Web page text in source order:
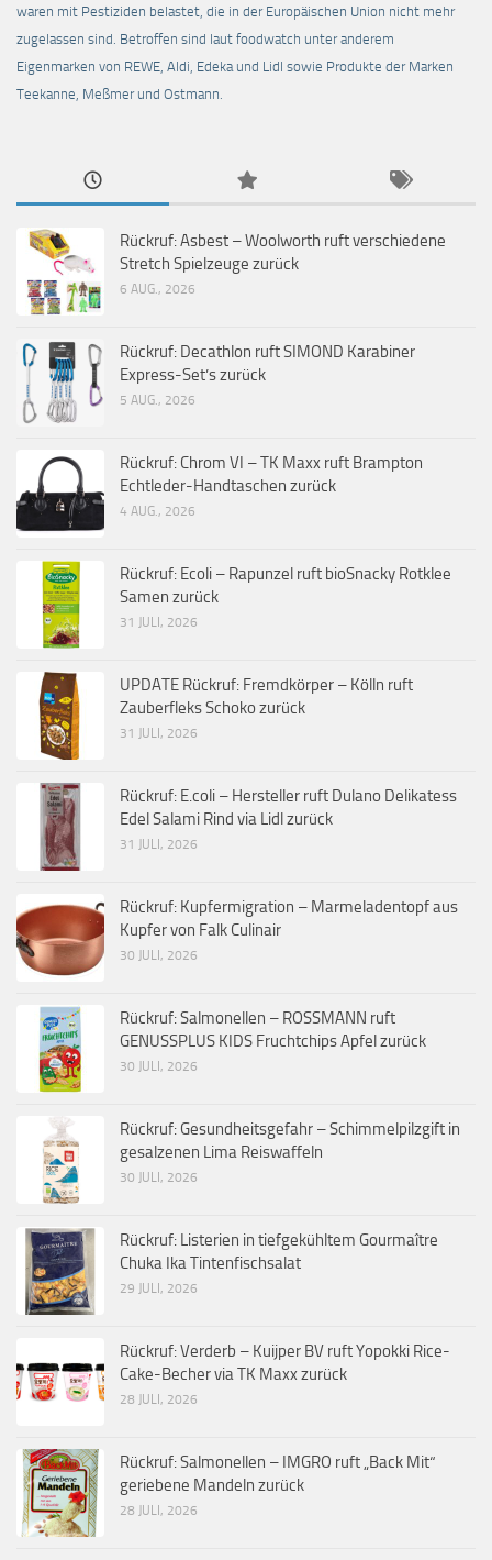
waren mit Pestiziden belastet, die in der Europäischen Union nicht mehr
zugelassen sind. Betroffen sind laut foodwatch unter anderem
Eigenmarken von REWE, Aldi, Edeka und Lidl sowie Produkte der Marken
Teekanne, Meßmer und Ostmann.
Rückruf: Asbest – Woolworth ruft verschiedene
Stretch Spielzeuge zurück
6 AUG., 2026
Rückruf: Decathlon ruft SIMOND Karabiner
Express-Set’s zurück
5 AUG., 2026
Rückruf: Chrom VI – TK Maxx ruft Brampton
Echtleder-Handtaschen zurück
4 AUG., 2026
Rückruf: Ecoli – Rapunzel ruft bioSnacky Rotklee
Samen zurück
31 JULI, 2026
UPDATE Rückruf: Fremdkörper – Kölln ruft
Zauberfleks Schoko zurück
31 JULI, 2026
Rückruf: E.coli – Hersteller ruft Dulano Delikatess
Edel Salami Rind via Lidl zurück
31 JULI, 2026
Rückruf: Kupfermigration – Marmeladentopf aus
Kupfer von Falk Culinair
30 JULI, 2026
Rückruf: Salmonellen – ROSSMANN ruft
GENUSSPLUS KIDS Fruchtchips Apfel zurück
30 JULI, 2026
Rückruf: Gesundheitsgefahr – Schimmelpilzgift in
gesalzenen Lima Reiswaffeln
30 JULI, 2026
Rückruf: Listerien in tiefgekühltem Gourmaître
Chuka Ika Tintenfischsalat
29 JULI, 2026
Rückruf: Verderb – Kuijper BV ruft Yopokki Rice-
Cake-Becher via TK Maxx zurück
28 JULI, 2026
Rückruf: Salmonellen – IMGRO ruft „Back Mit“
geriebene Mandeln zurück
28 JULI, 2026